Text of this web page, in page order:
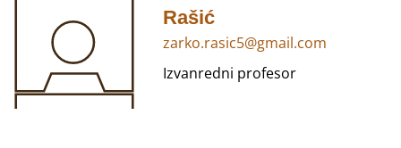
Rašić
zarko.rasic5@gmail.com
Izvanredni profesor